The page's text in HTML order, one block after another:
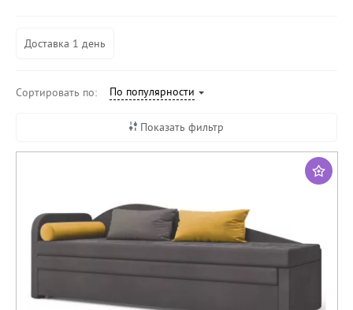
Доставка 1 день
Сортировать по: По популярности
Показать фильтр